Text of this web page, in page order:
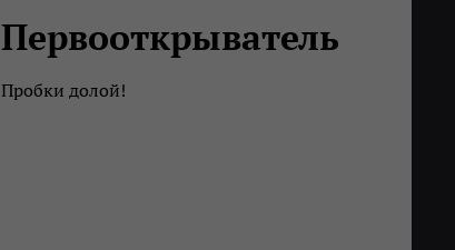
Перво​открыватель
Пробки долой!